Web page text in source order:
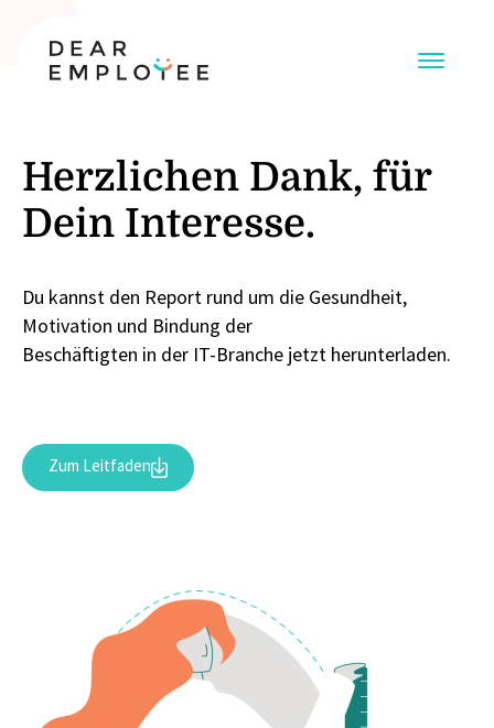
Herzlichen Dank, für
Dein Interesse.
Du kannst den Report rund um die Gesundheit,
Motivation und Bindung der
Beschäftigten in der IT-Branche jetzt herunterladen.
Zum Leitfaden